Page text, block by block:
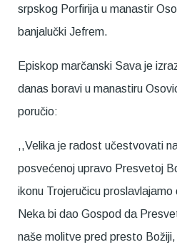
srpskog Porfirija u manastir
banjalučki Jefrem.
Episkop marčanski Sava je
danas boravi u manastiru
poručio:
,,Velika je radost učestvovati
posvećenoj upravo Presvetoj
ikonu Trojeručicu
Neka bi dao Gospod da
naše molitve pred presto